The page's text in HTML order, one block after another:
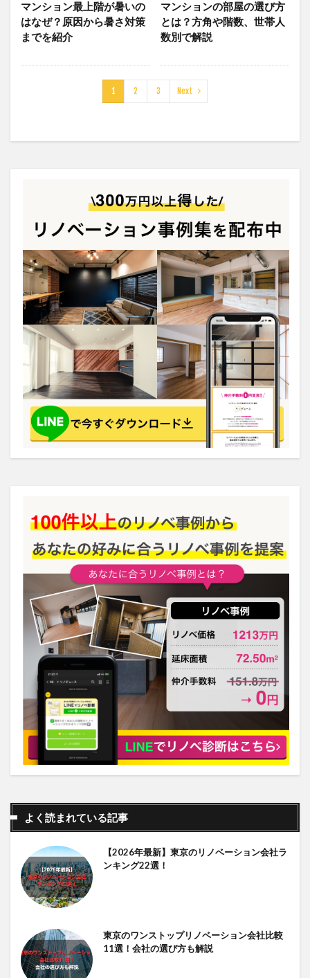
マンション最上階が暑いの
はなぜ？原因から暑さ対策
までを紹介
マンションの部屋の選び方
とは？方角や階数、世帯人
数別で解説
1 2 3 Next
よく読まれている記事
【2026年最新】東京のリノベーション会社ラ
ンキング22選！
東京のワンストップリノベーション会社比較
11選！会社の選び方も解説